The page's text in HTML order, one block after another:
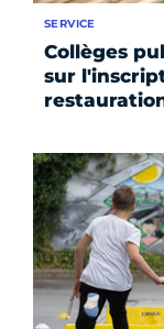
Collèges
sur
SERVICE